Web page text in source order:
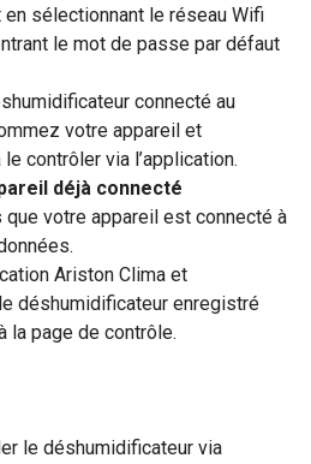
en sélectionnant le réseau Wifi
le mot de passe par défaut
connecté au
votre appareil et
contrôler via l’application.
déjà connecté
votre appareil est connecté à
Ariston Clima et
déshumidificateur enregistré
la page de contrôle.
le déshumidificateur via